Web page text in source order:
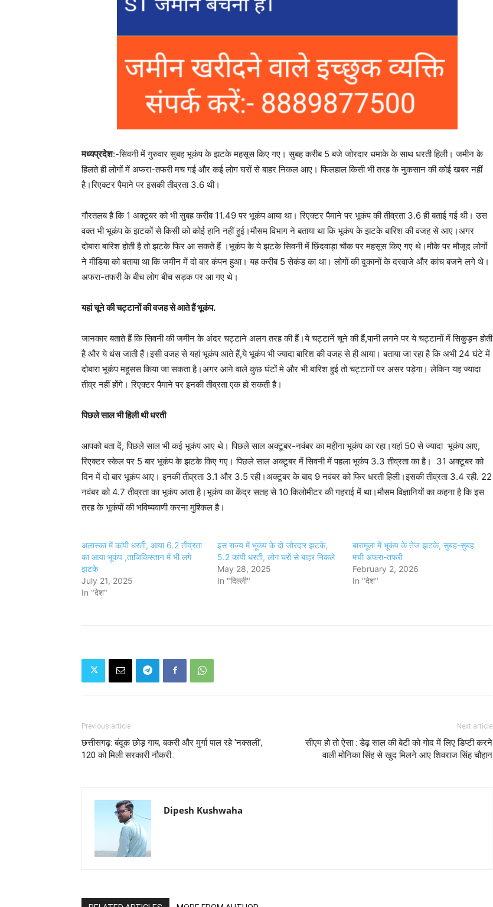
मध्यप्रदेश:-सिवनी में गुरुवार सुबह भूकंप के झटके महसूस किए गए। सुबह करीब 5 बजे जोरदार धमाके के साथ धरती हिली। जमीन के
हिलते ही लोगों में अफरा-तफरी मच गई और कई लोग घरों से बाहर निकल आए। फिलहाल किसी भी तरह के नुकसान की कोई खबर नहीं
है।रिएक्टर पैमाने पर इसकी तीव्रता 3.6 थी।
गौरतलब है कि 1 अक्टूबर को भी सुबह करीब 11.49 पर भूकंप आया था। रिएक्टर पैमाने पर भूकंप की तीव्रता 3.6 ही बताई गई थी। उस
वक्त भी भूकंप के झटकों से किसी को कोई हानि नहीं हुई।मौसम विभाग ने बताया था कि भूकंप के झटके बारिश की वजह से आए।अगर
दोबारा बारिश होती है तो झटके फिर आ सकते हैं ।भूकंप के ये झटके सिवनी में छिंदवाड़ा चौक पर महसूस किए गए थे।मौके पर मौजूद लोगों
ने मीडिया को बताया था कि जमीन में दो बार कंपन हुआ। यह करीब 5 सेकंड का था। लोगों की दुकानों के दरवाजे और कांच बजने लगे थे।
अफरा-तफरी के बीच लोग बीच सड़क पर आ गए थे।
यहां चूने की चट्टानों की वजह से आते हैं भूकंप.
जानकार बताते हैं कि सिवनी की जमीन के अंदर चट्टाने अलग तरह की हैं।ये चट्टानें चूने की हैं,पानी लगने पर ये चट्टानों में सिकुड़न होती
है और ये धंस जाती हैं।इसी वजह से यहां भूकंप आते हैं,ये भूकंप भी ज्यादा बारिश की वजह से ही आया। बताया जा रहा है कि अभी 24 घंटे में
दोबारा भूकंप महूसस किया जा सकता है।अगर आने वाले कुछ घंटों मे और भी बारिश हुई तो चट्टानों पर असर पड़ेगा। लेकिन यह ज्यादा
तीव्र नहीं होंगे। रिएक्टर पैमाने पर इनकी तीव्रता एक हो सकती है।
पिछले साल भी हिली थी धरती
आपको बता दें, पिछले साल भी कई भूकंप आए थे। पिछले साल अक्टूबर-नवंबर का महीना भूकंप का रहा।यहां 50 से ज्यादा भूकंप आए,
रिएक्टर स्केल पर 5 बार भूकंप के झटके किए गए। पिछले साल अक्टूबर में सिवनी में पहला भूकंप 3.3 तीव्रता का है। 31 अक्टूबर को
दिन में दो बार भूकंप आए। इनकी तीव्रता 3.1 और 3.5 रही।अक्टूबर के बाद 9 नवंबर को फिर धरती हिली।इसकी तीव्रता 3.4 रही. 22
नवंबर को 4.7 तीव्रता का भूकंप आता है।भूकंप का केंद्र सतह से 10 किलोमीटर की गहराई में था।मौसम विज्ञानियों का कहना है कि इस
तरह के भूकंपों की भविष्यवाणी करना मुश्किल है।
अलास्का में कांपी धरती, आया 6.2 तीव्रता
का आया भूकंप ,ताजिकिस्तान में भी लगे
झटके
July 21, 2025
In "देश"
इस राज्य में भूकंप के दो जोरदार झटके,
5.2 कांपी धरती, लोग घरों से बाहर निकले
May 28, 2025
In "दिल्ली"
बारामूला में भूकंप के तेज झटके, सुबह-सुबह
मची अफरा-तफरी
February 2, 2026
In "देश"
Previous article
छत्तीसगढ़: बंदूक छोड़ गाय, बकरी और मुर्गा पाल रहे 'नक्सली',
120 को मिली सरकारी नौकरी..
Next article
सीएम हो तो ऐसा : डेढ़ साल की बेटी को गोद में लिए डिप्टी करने
वाली मोनिका सिंह से खुद मिलने आए शिवराज सिंह चौहान
Dipesh Kushwaha